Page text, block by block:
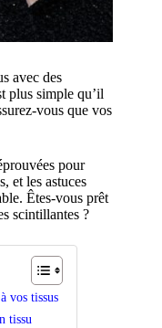
avec des
plus simple qu’il
vous que vos
pour
et les astuces
Êtes-vous prêt
scintillantes ?
vos tissus
tissu